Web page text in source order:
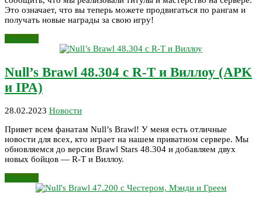
Это означает, что вы теперь можете продвигаться по рангам и
получать новые награды за свою игру!
Читать »
Null’s Brawl 48.304 с R-T и Виллоу (APK
и IPA)
28.02.2023 Новости
Привет всем фанатам Null’s Brawl! У меня есть отличные
новости для всех, кто играет на нашем приватном сервере. Мы
обновляемся до версии Brawl Stars 48.304 и добавляем двух
новых бойцов — R-T и Виллоу.
Читать »